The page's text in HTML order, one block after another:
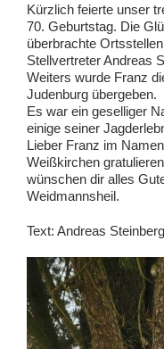
Kürzlich feierte unser
70. Geburtstag. Die
überbrachte
Stellvertreter Andreas
Weiters wurde Franz
Judenburg übergeben.
Es war ein geselliger
einige seiner
Lieber Franz im
Weißkirchen
wünschen dir alles
Weidmannsheil.
Text: Andreas